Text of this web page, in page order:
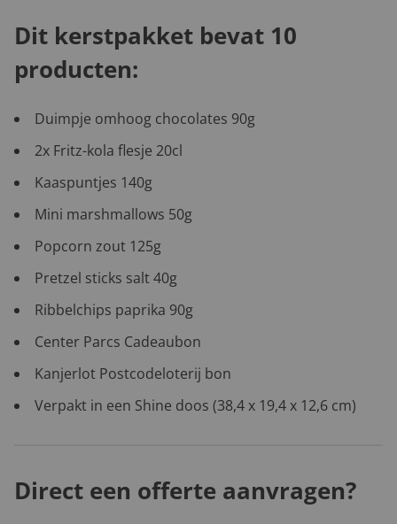
Dit kerstpakket bevat 10
producten:
Duimpje omhoog chocolates 90g
2x Fritz-kola flesje 20cl
Kaaspuntjes 140g
Mini marshmallows 50g
Popcorn zout 125g
Pretzel sticks salt 40g
Ribbelchips paprika 90g
Center Parcs Cadeaubon
Kanjerlot Postcodeloterij bon
Verpakt in een Shine doos (38,4 x 19,4 x 12,6 cm)
Direct een offerte aanvragen?